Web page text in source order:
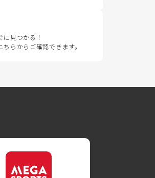
見つかる！
らからご確認できます。